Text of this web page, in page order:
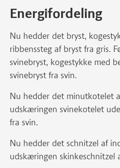
Energifordeling
Nu hedder det bryst,
ribbenssteg af bryst fra gris.
svinebryst, kogestykke med
svinebryst fra svin.
Nu hedder det minutkotelet
udskæringen svinekotelet
fra svin.
Nu hedder det schnitzel af
udskæringen skinkeschnitzel